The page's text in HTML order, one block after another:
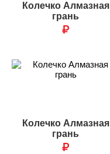
Колечко Алмазная
грань
₽
Колечко Алмазная
грань
₽